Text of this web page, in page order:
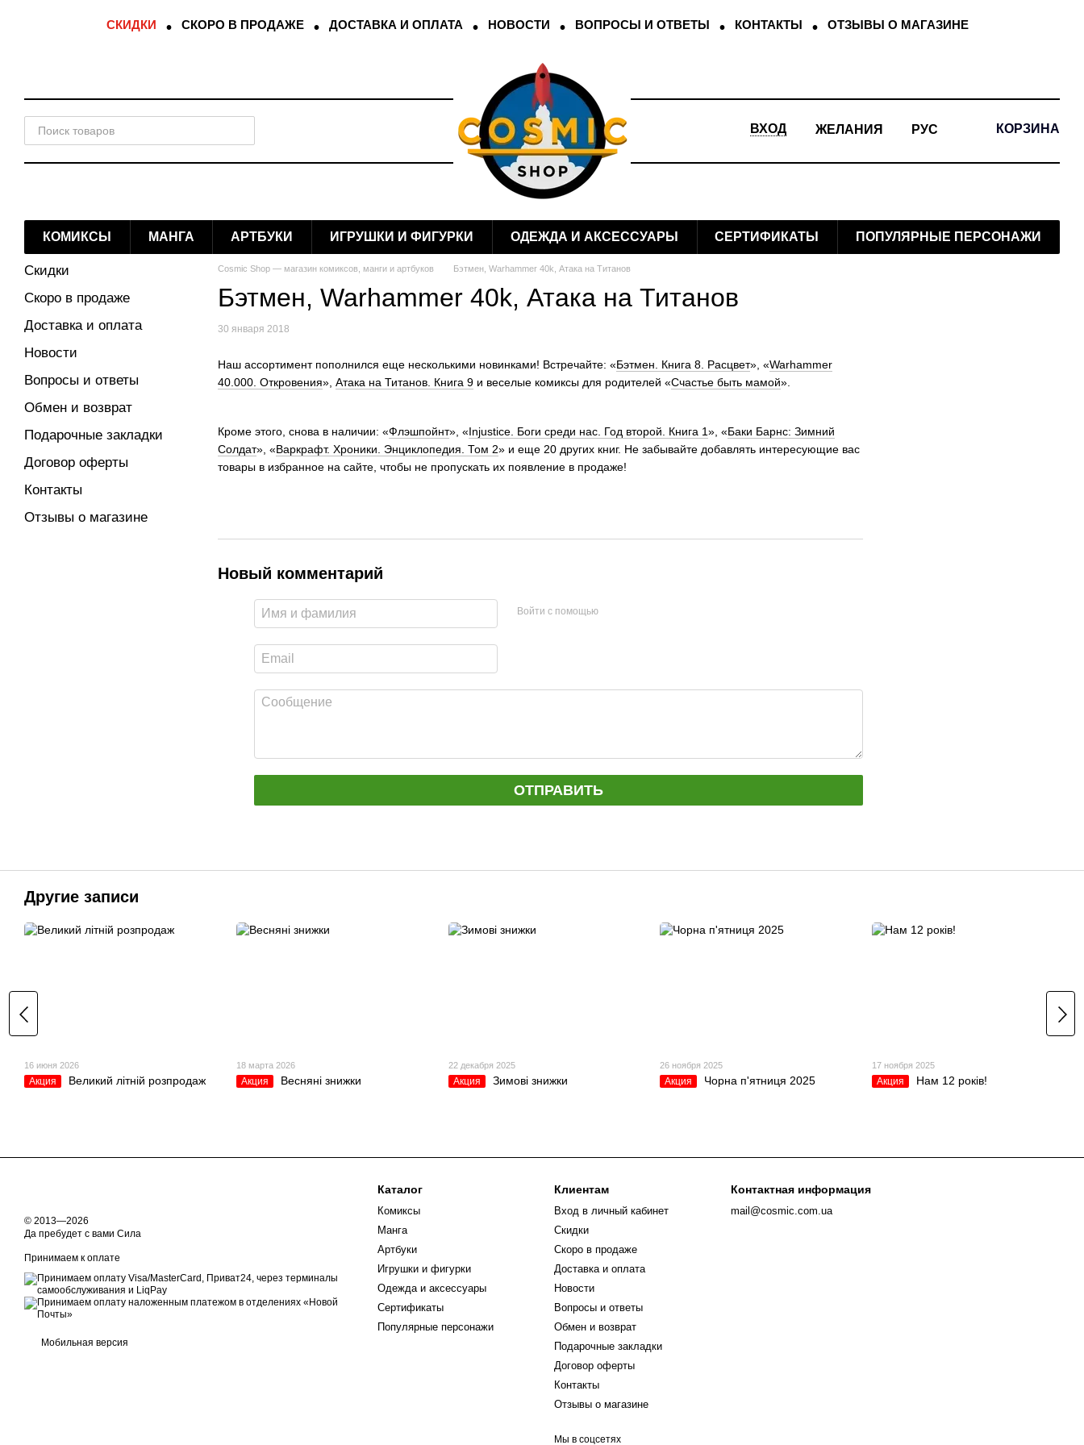
СКИДКИ СКОРО В ПРОДАЖЕ ДОСТАВКА И ОПЛАТА НОВОСТИ ВОПРОСЫ И ОТВЕТЫ КОНТАКТЫ ОТЗЫВЫ О МАГАЗИНЕ
ВХОД ЖЕЛАНИЯ РУС КОРЗИНА
КОМИКСЫ МАНГА АРТБУКИ ИГРУШКИ И ФИГУРКИ ОДЕЖДА И АКСЕССУАРЫ СЕРТИФИКАТЫ ПОПУЛЯРНЫЕ ПЕРСОНАЖИ
Cosmic Shop — магазин комиксов, манги и артбуков Бэтмен, Warhammer 40k, Атака на Титанов
Бэтмен, Warhammer 40k, Атака на Титанов
30 января 2018
Наш ассортимент пополнился еще несколькими новинками! Встречайте: «Бэтмен. Книга 8. Расцвет», «Warhammer
40.000. Откровения», Атака на Титанов. Книга 9 и веселые комиксы для родителей «Счастье быть мамой».
Кроме этого, снова в наличии: «Флэшпойнт», «Injustice. Боги среди нас. Год второй. Книга 1», «Баки Барнс: Зимний
Солдат», «Варкрафт. Хроники. Энциклопедия. Том 2» и еще 20 других книг. Не забывайте добавлять интересующие вас
товары в избранное на сайте, чтобы не пропускать их появление в продаже!
Новый комментарий
Войти с помощью
ОТПРАВИТЬ
Скидки
Скоро в продаже
Доставка и оплата
Новости
Вопросы и ответы
Обмен и возврат
Подарочные закладки
Договор оферты
Контакты
Отзывы о магазине
Другие записи
16 июня 2026
Акция Великий літній розпродаж
18 марта 2026
Акция Весняні знижки
22 декабря 2025
Акция Зимові знижки
26 ноября 2025
Акция Чорна п'ятниця 2025
17 ноября 2025
Акция Нам 12 років!
© 2013—2026
Да пребудет с вами Сила
Принимаем к оплате
Мобильная версия
Каталог
Комиксы
Манга
Артбуки
Игрушки и фигурки
Одежда и аксессуары
Сертификаты
Популярные персонажи
Клиентам
Вход в личный кабинет
Скидки
Скоро в продаже
Доставка и оплата
Новости
Вопросы и ответы
Обмен и возврат
Подарочные закладки
Договор оферты
Контакты
Отзывы о магазине
Мы в соцсетях
Контактная информация
mail@cosmic.com.ua